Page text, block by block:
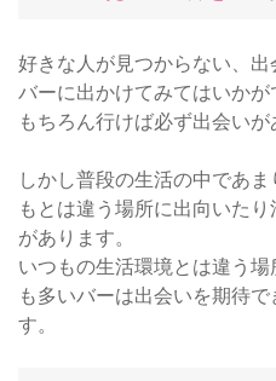
好きな人が見つからない、
バーに出かけてみてはいかが
もちろん行けば必ず出会いが
しかし普段の生活の中であ
もとは違う場所に出向いた
があります。
いつもの生活環境とは違う
も多いバーは出会いを期待
す。